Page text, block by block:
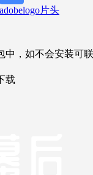
adobelogo片头
中，如不会安装可联
载